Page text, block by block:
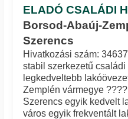
ELADÓ CSALÁDI
Borsod-Abaúj-
Szerencs
Hivatkozási szám:
stabil szerkezetű
legkedveltebb
Zemplén vármegye
Szerencs egyik kedvelt
város egyik frekventált